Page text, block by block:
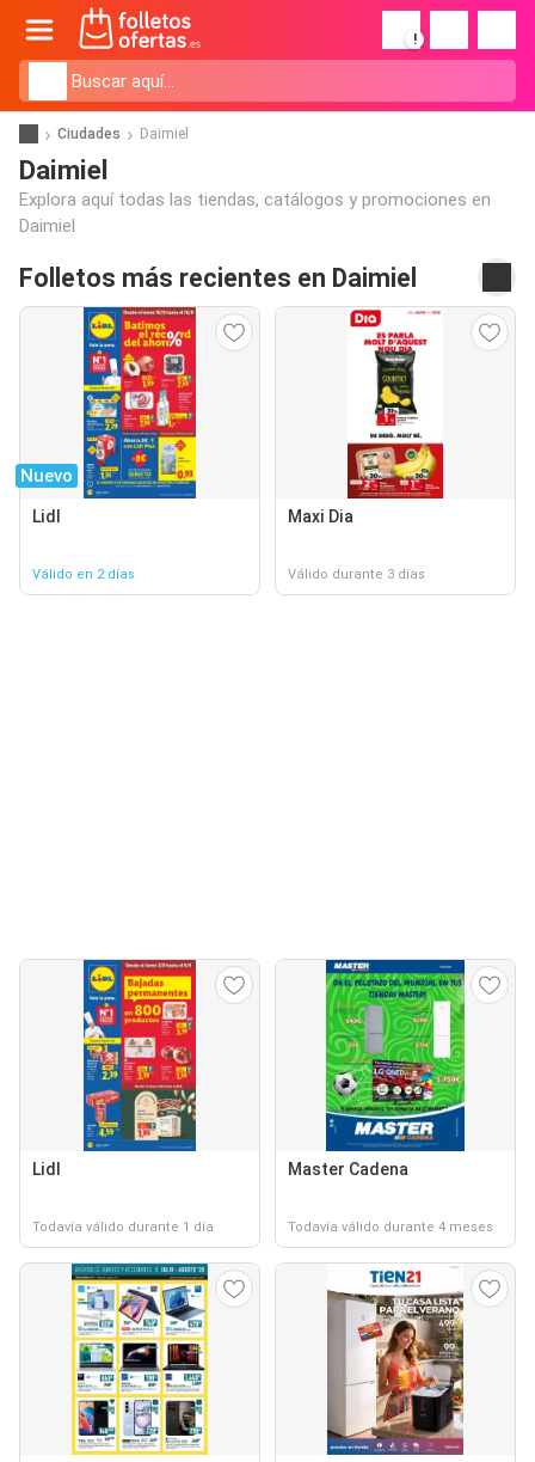
!
Ciudades Daimiel
Daimiel
Explora aquí todas las tiendas, catálogos y promociones en
Daimiel
Folletos más recientes en Daimiel
Nuevo
Lidl
Válido en 2 días
Maxi Dia
Válido durante 3 días
Lidl
Todavía válido durante 1 día
Master Cadena
Todavía válido durante 4 meses